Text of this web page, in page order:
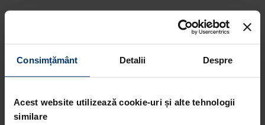
Consimțământ Detalii Despre
Acest website utilizează cookie-uri și alte tehnologii
similare
Noul Hyundai i40 a obtinut 5
stele in cadrul testelor Euro
NCap